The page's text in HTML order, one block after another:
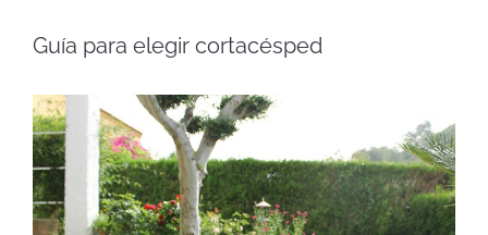
Guía para elegir cortacésped